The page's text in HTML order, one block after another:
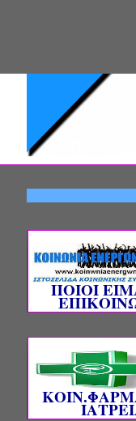
ΠΟΙΟΙ